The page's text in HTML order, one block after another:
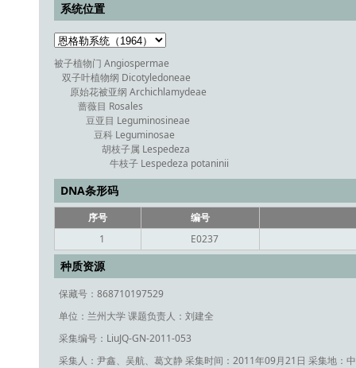
系统位置
被子植物门 Angiospermae
双子叶植物纲 Dicotyledoneae
原始花被亚纲 Archichlamydeae
蔷薇目 Rosales
豆亚目 Leguminosineae
豆科 Leguminosae
胡枝子属 Lespedeza
牛枝子 Lespedeza potaninii
DNA条形码
序号 编号
1 E0237
种质资源
保藏号：868710197529
单位：兰州大学 课题负责人：刘建全
采集编号：LiuJQ-GN-2011-053
采集人：尹鑫、吴航、葛文静 采集时间：2011年09月21日 采集地：